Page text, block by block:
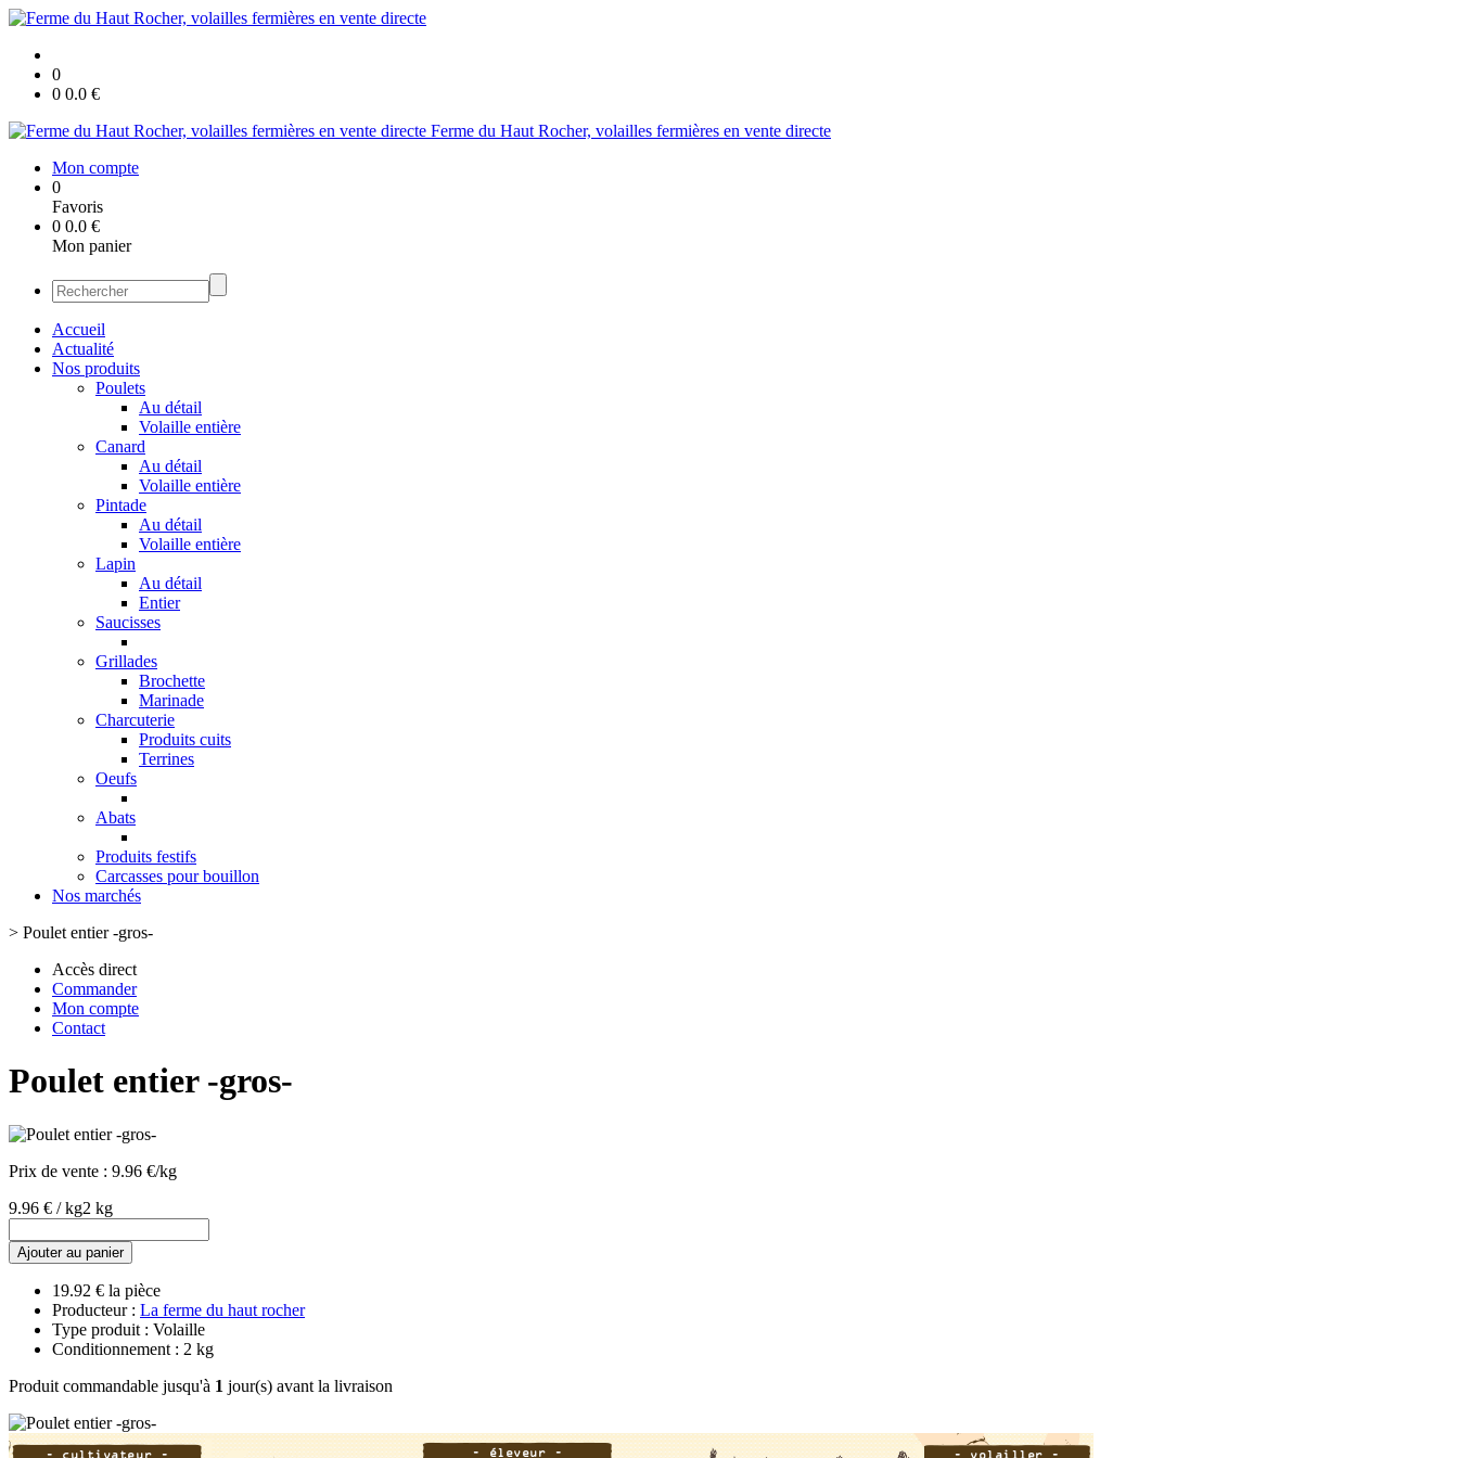
0
0 0.0 €
Ferme du Haut Rocher, volailles fermières en vente directe
Mon compte
0
Favoris
0 0.0 €
Mon panier
Accueil
Actualité
Nos produits
Poulets
Au détail
Volaille entière
Canard
Au détail
Volaille entière
Pintade
Au détail
Volaille entière
Lapin
Au détail
Entier
Saucisses
Grillades
Brochette
Marinade
Charcuterie
Produits cuits
Terrines
Oeufs
Abats
Produits festifs
Carcasses pour bouillon
Nos marchés
> Poulet entier -gros-
Accès direct
Commander
Mon compte
Contact
Poulet entier -gros-
Prix de vente : 9.96 €/kg
9.96 € / kg2 kg
Ajouter au panier
19.92 € la pièce
Producteur : La ferme du haut rocher
Type produit : Volaille
Conditionnement : 2 kg
Produit commandable jusqu'à 1 jour(s) avant la livraison